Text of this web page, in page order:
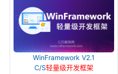
WinFramework V2.1
C/S轻量级开发框架